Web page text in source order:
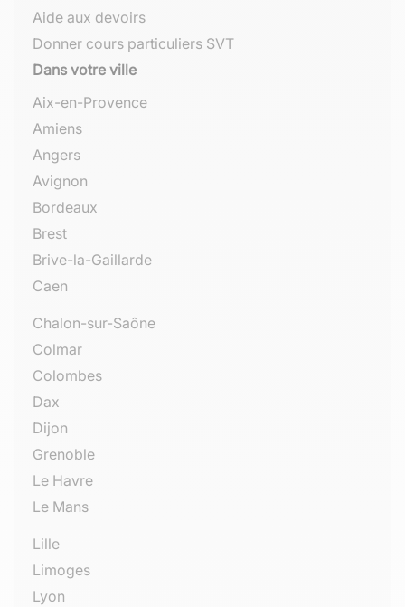
Aide aux devoirs
Donner cours particuliers SVT
Dans votre ville
Aix-en-Provence
Amiens
Angers
Avignon
Bordeaux
Brest
Brive-la-Gaillarde
Caen
Chalon-sur-Saône
Colmar
Colombes
Dax
Dijon
Grenoble
Le Havre
Le Mans
Lille
Limoges
Lyon